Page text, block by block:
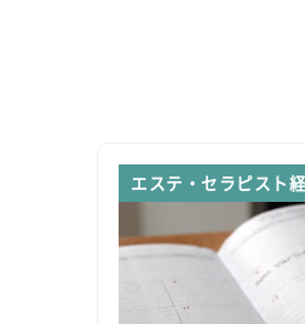
エステ・セラピスト